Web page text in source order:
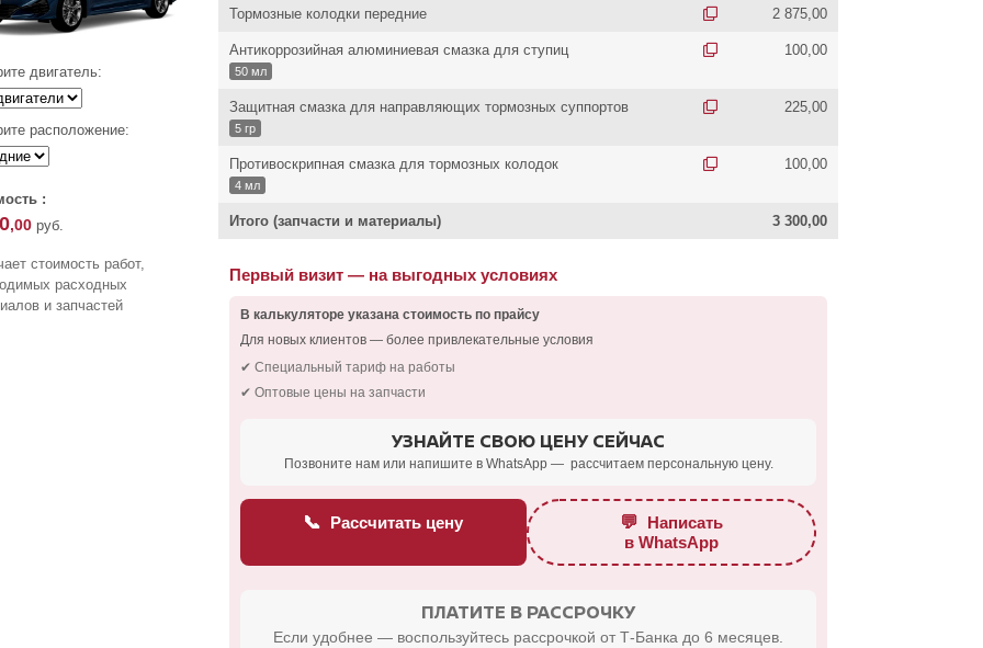
двигатель:
расположение:
:
,00 руб.
стоимость работ,
расходных
и запчастей
Тормозные колодки передние 2 875,00
Антикоррозийная алюминиевая смазка для ступиц
50 мл
100,00
Защитная смазка для направляющих тормозных суппортов
5 гр
225,00
Противоскрипная смазка для тормозных колодок
4 мл
100,00
Итого (запчасти и материалы) 3 300,00
Первый визит — на выгодных условиях
В калькуляторе указана стоимость по прайсу
Для новых клиентов — более привлекательные условия
✔ Специальный тариф на работы
✔ Оптовые цены на запчасти
УЗНАЙТЕ СВОЮ ЦЕНУ СЕЙЧАС
Позвоните нам или напишите в WhatsApp — рассчитаем персональную цену.
📞 Рассчитать цену 💬 Написать
в WhatsApp
ПЛАТИТЕ В РАССРОЧКУ
Если удобнее — воспользуйтесь рассрочкой от Т-Банка до 6 месяцев.